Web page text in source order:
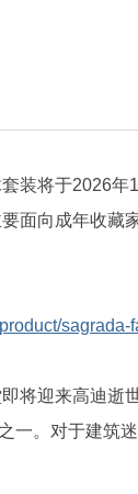
装将于2026
面向成年收藏
sagrada-
将迎来高迪逝
一。对于建筑